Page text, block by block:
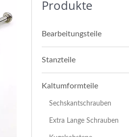
Produkte
Bearbeitungsteile
Stanzteile
Kaltumformteile
Sechskantschrauben
Extra Lange Schrauben